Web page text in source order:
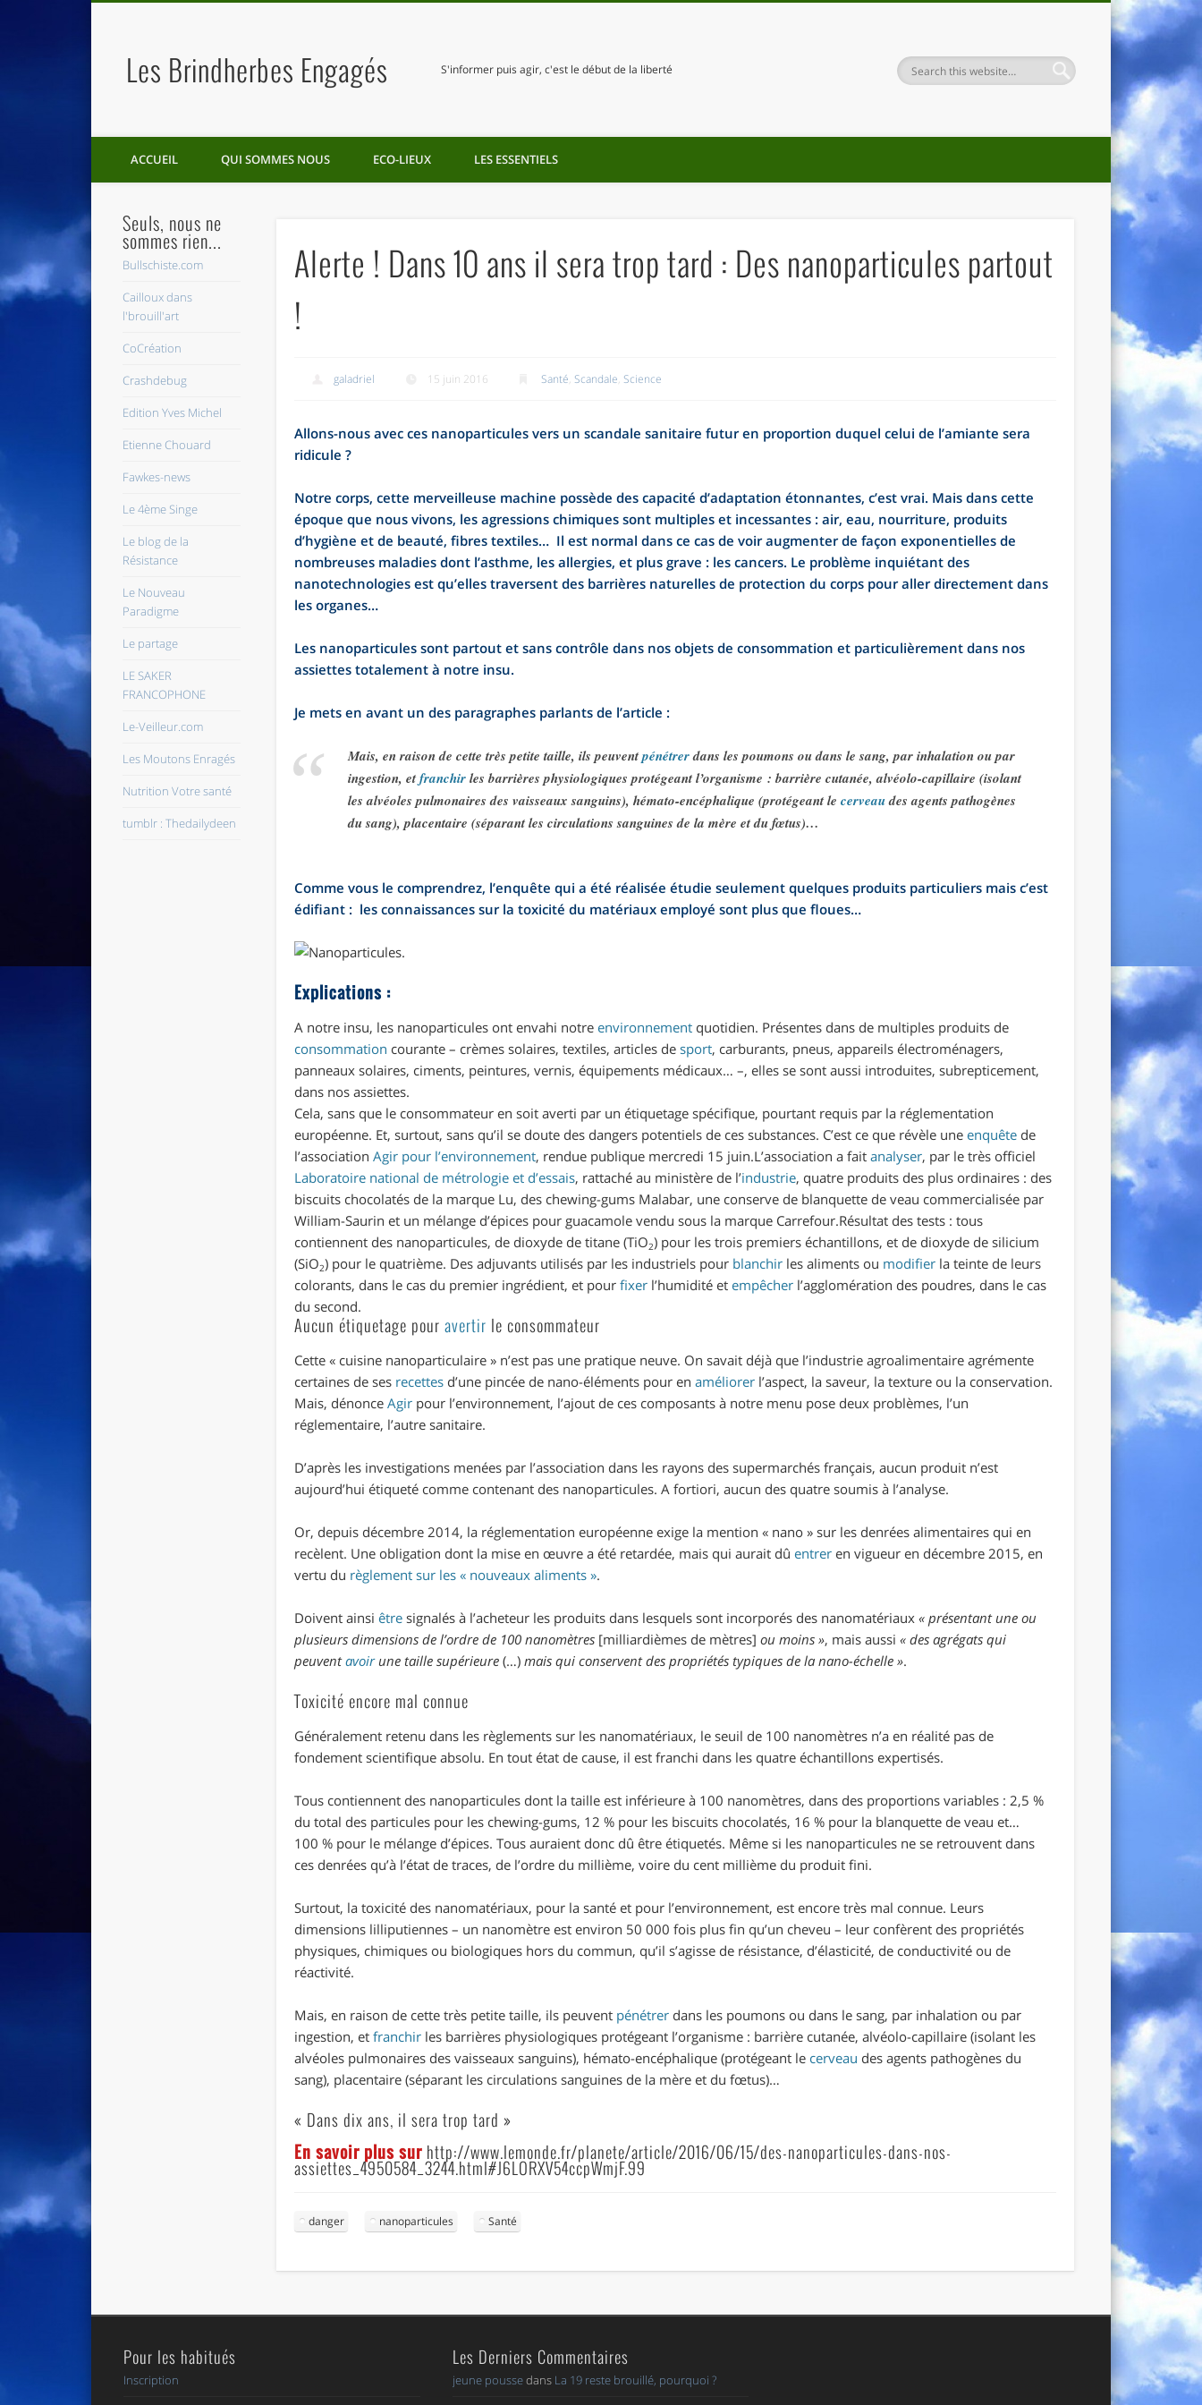
Les Brindherbes Engagés S'informer puis agir, c'est le début de la liberté
ACCUEIL QUI SOMMES NOUS ECO-LIEUX LES ESSENTIELS
Alerte ! Dans 10 ans il sera trop tard : Des nanoparticules partout
!
galadriel 15 juin 2016 Santé,Scandale,Science
Allons-nous avec ces nanoparticules vers un scandale sanitaire futur en proportion duquel celui de l’amiante sera
ridicule ?
Notre corps, cette merveilleuse machine possède des capacité d’adaptation étonnantes, c’est vrai. Mais dans cette
époque que nous vivons, les agressions chimiques sont multiples et incessantes : air, eau, nourriture, produits
d’hygiène et de beauté, fibres textiles… Il est normal dans ce cas de voir augmenter de façon exponentielles de
nombreuses maladies dont l’asthme, les allergies, et plus grave : les cancers. Le problème inquiétant des
nanotechnologies est qu’elles traversent des barrières naturelles de protection du corps pour aller directement dans
les organes…
Les nanoparticules sont partout et sans contrôle dans nos objets de consommation et particulièrement dans nos
assiettes totalement à notre insu.
Je mets en avant un des paragraphes parlants de l’article :
Mais, en raison de cette très petite taille, ils peuventpénétrerdans les poumons ou dans le sang, par inhalation ou par
ingestion, etfranchirles barrières physiologiques protégeant l’organisme : barrière cutanée, alvéolo-capillaire (isolant
les alvéoles pulmonaires des vaisseaux sanguins), hémato-encéphalique (protégeant lecerveaudes agents pathogènes
du sang), placentaire (séparant les circulations sanguines de la mère et du fœtus)…
Comme vous le comprendrez, l’enquête qui a été réalisée étudie seulement quelques produits particuliers mais c’est
édifiant : les connaissances sur la toxicité du matériaux employé sont plus que floues…
Explications :
A notre insu, les nanoparticules ont envahi notreenvironnement quotidien. Présentes dans de multiples produits de
consommation courante – crèmes solaires, textiles, articles desport, carburants, pneus, appareils électroménagers,
panneaux solaires, ciments, peintures, vernis, équipements médicaux… –, elles se sont aussi introduites, subrepticement,
dans nos assiettes.
Cela, sans que le consommateur en soit averti par un étiquetage spécifique, pourtant requis par la réglementation
européenne. Et, surtout, sans qu’il se doute des dangers potentiels de ces substances. C’est ce que révèle uneenquête de
l’associationAgir pour l’environnement, rendue publique mercredi 15 juin.L’association a faitanalyser, par le très officiel
Laboratoire national de métrologie et d’essais, rattaché au ministère de l’industrie, quatre produits des plus ordinaires : des
biscuits chocolatés de la marque Lu, des chewing-gums Malabar, une conserve de blanquette de veau commercialisée par
William-Saurin et un mélange d’épices pour guacamole vendu sous la marque Carrefour.Résultat des tests : tous
contiennent des nanoparticules, de dioxyde de titane (TiO2) pour les trois premiers échantillons, et de dioxyde de silicium
(SiO2) pour le quatrième. Des adjuvants utilisés par les industriels pour blanchir les aliments ou modifier la teinte de leurs
colorants, dans le cas du premier ingrédient, et pourfixer l’humidité etempêcher l’agglomération des poudres, dans le cas
du second.
Aucun étiquetage pouravertir le consommateur
Cette « cuisine nanoparticulaire » n’est pas une pratique neuve. On savait déjà que l’industrie agroalimentaire agrémente
certaines de ses recettes d’une pincée de nano-éléments pour enaméliorer l’aspect, la saveur, la texture ou la conservation.
Mais, dénonceAgir pour l’environnement, l’ajout de ces composants à notre menu pose deux problèmes, l’un
réglementaire, l’autre sanitaire.
D’après les investigations menées par l’association dans les rayons des supermarchés français, aucun produit n’est
aujourd’hui étiqueté comme contenant des nanoparticules. A fortiori, aucun des quatre soumis à l’analyse.
Or, depuis décembre 2014, la réglementation européenne exige la mention « nano » sur les denrées alimentaires qui en
recèlent. Une obligation dont la mise en œuvre a été retardée, mais qui aurait dûentrer en vigueur en décembre 2015, en
vertu du règlement sur les « nouveaux aliments ».
Doivent ainsiêtre signalés à l’acheteur les produits dans lesquels sont incorporés des nanomatériaux« présentant une ou
plusieurs dimensions de l’ordre de 100 nanomètres [milliardièmes de mètres] ou moins », mais aussi« des agrégats qui
peuventavoirune taille supérieure(…) mais qui conservent des propriétés typiques de la nano-échelle ».
Toxicité encore mal connue
Généralement retenu dans les règlements sur les nanomatériaux, le seuil de 100 nanomètres n’a en réalité pas de
fondement scientifique absolu. En tout état de cause, il est franchi dans les quatre échantillons expertisés.
Tous contiennent des nanoparticules dont la taille est inférieure à 100 nanomètres, dans des proportions variables : 2,5 %
du total des particules pour les chewing-gums, 12 % pour les biscuits chocolatés, 16 % pour la blanquette de veau et…
100 % pour le mélange d’épices. Tous auraient donc dû être étiquetés. Même si les nanoparticules ne se retrouvent dans
ces denrées qu’à l’état de traces, de l’ordre du millième, voire du cent millième du produit fini.
Surtout, la toxicité des nanomatériaux, pour la santé et pour l’environnement, est encore très mal connue. Leurs
dimensions lilliputiennes – un nanomètre est environ 50 000 fois plus fin qu’un cheveu – leur confèrent des propriétés
physiques, chimiques ou biologiques hors du commun, qu’il s’agisse de résistance, d’élasticité, de conductivité ou de
réactivité.
Mais, en raison de cette très petite taille, ils peuvent pénétrer dans les poumons ou dans le sang, par inhalation ou par
ingestion, etfranchir les barrières physiologiques protégeant l’organisme : barrière cutanée, alvéolo-capillaire (isolant les
alvéoles pulmonaires des vaisseaux sanguins), hémato-encéphalique (protégeant le cerveau des agents pathogènes du
sang), placentaire (séparant les circulations sanguines de la mère et du fœtus)…
« Dans dix ans, il sera trop tard »
En savoir plus sur http://www.lemonde.fr/planete/article/2016/06/15/des-nanoparticules-dans-nos-
assiettes_4950584_3244.html#J6LORXV54ccpWmjF.99
danger nanoparticules Santé
Seuls, nous ne
sommes rien...
Bullschiste.com
Cailloux dans
l'brouill'art
CoCréation
Crashdebug
Edition Yves Michel
Etienne Chouard
Fawkes-news
Le 4ème Singe
Le blog de la
Résistance
Le Nouveau
Paradigme
Le partage
LE SAKER
FRANCOPHONE
Le-Veilleur.com
Les Moutons Enragés
Nutrition Votre santé
tumblr : Thedailydeen
Pour les habitués
Inscription
Les Derniers Commentaires
jeune poussedans La 19 reste brouillé, pourquoi ?